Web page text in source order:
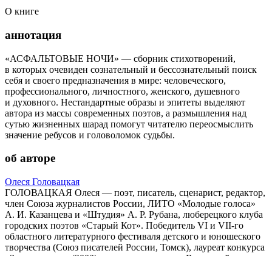
О книге
аннотация
«АСФАЛЬТОВЫЕ НОЧИ» — сборник стихотворений,
в которых очевиден сознательный и бессознательный поиск
себя и своего предназначения в мире: человеческого,
профессионального, личностного, женского, душевного
и духовного. Нестандартные образы и эпитеты выделяют
автора из массы современных поэтов, а размышления над
сутью жизненных шарад помогут читателю переосмыслить
значение ребусов и головоломок судьбы.
об авторе
Олеся Головацкая
ГОЛОВАЦКАЯ Олеся — поэт, писатель, сценарист, редактор,
член Союза журналистов России, ЛИТО «Молодые голоса»
А. И. Казанцева и «Штудия» А. Р. Рубана, люберецкого клуба
городских поэтов «Старый Кот». Победитель VI и VII-го
областного литературного фестиваля детского и юношеского
творчества (Союз писателей России, Томск), лауреат конкурса